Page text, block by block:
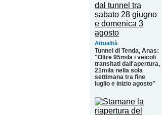
Attualità
Tunnel di Tenda, Anas:
"Oltre 95mila i veicoli
transitati dall'apertura,
21mila nella sola
settimana tra fine
luglio e inizio agosto"